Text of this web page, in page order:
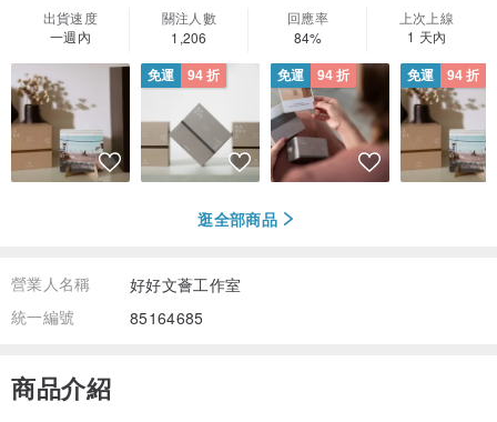
出貨速度
一週內
關注人數
1,206
回應率
84%
上次上線
1 天內
免運 94 折 免運 94 折 免運 94 折
逛全部商品
營業人名稱
好好文薈工作室
統一編號
85164685
商品介紹